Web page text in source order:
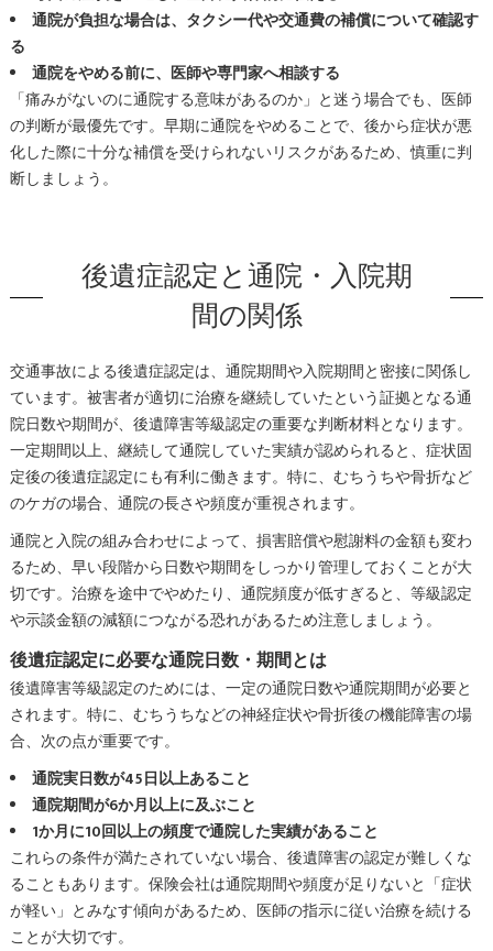
通院が負担な場合は、タクシー代や交通費の補償について確認す
る
通院をやめる前に、医師や専門家へ相談する
「痛みがないのに通院する意味があるのか」と迷う場合でも、医師
の判断が最優先です。早期に通院をやめることで、後から症状が悪
化した際に十分な補償を受けられないリスクがあるため、慎重に判
断しましょう。
後遺症認定と通院・入院期
間の関係
交通事故による後遺症認定は、通院期間や入院期間と密接に関係し
ています。被害者が適切に治療を継続していたという証拠となる通
院日数や期間が、後遺障害等級認定の重要な判断材料となります。
一定期間以上、継続して通院していた実績が認められると、症状固
定後の後遺症認定にも有利に働きます。特に、むちうちや骨折など
のケガの場合、通院の長さや頻度が重視されます。
通院と入院の組み合わせによって、損害賠償や慰謝料の金額も変わ
るため、早い段階から日数や期間をしっかり管理しておくことが大
切です。治療を途中でやめたり、通院頻度が低すぎると、等級認定
や示談金額の減額につながる恐れがあるため注意しましょう。
後遺症認定に必要な通院日数・期間とは
後遺障害等級認定のためには、一定の通院日数や通院期間が必要と
されます。特に、むちうちなどの神経症状や骨折後の機能障害の場
合、次の点が重要です。
通院実日数が45日以上あること
通院期間が6か月以上に及ぶこと
1か月に10回以上の頻度で通院した実績があること
これらの条件が満たされていない場合、後遺障害の認定が難しくな
ることもあります。保険会社は通院期間や頻度が足りないと「症状
が軽い」とみなす傾向があるため、医師の指示に従い治療を続ける
ことが大切です。